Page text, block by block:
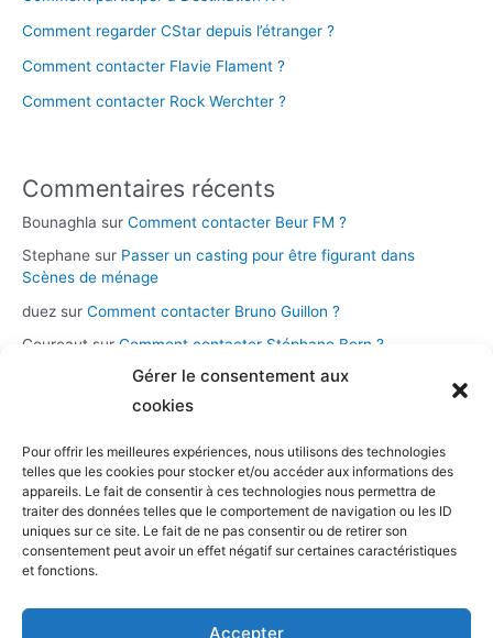
Gérer le consentement aux
cookies
Pour offrir les meilleures expériences, nous utilisons des technologies
telles que les cookies pour stocker et/ou accéder aux informations des
appareils. Le fait de consentir à ces technologies nous permettra de
traiter des données telles que le comportement de navigation ou les ID
uniques sur ce site. Le fait de ne pas consentir ou de retirer son
consentement peut avoir un effet négatif sur certaines caractéristiques
et fonctions.
Accepter
Comment regarder CStar depuis l’étranger ?
Comment contacter Flavie Flament ?
Comment contacter Rock Werchter ?
Commentaires récents
Bounaghla sur Comment contacter Beur FM ?
Stephane sur Passer un casting pour être figurant dans
Scènes de ménage
duez sur Comment contacter Bruno Guillon ?
Coureaut sur Comment contacter Stéphane Bern ?
Comment contacter la chaîne Novo 19 ?
Catégories
Assistance et démarches
Casting et participation
Musique et streaming